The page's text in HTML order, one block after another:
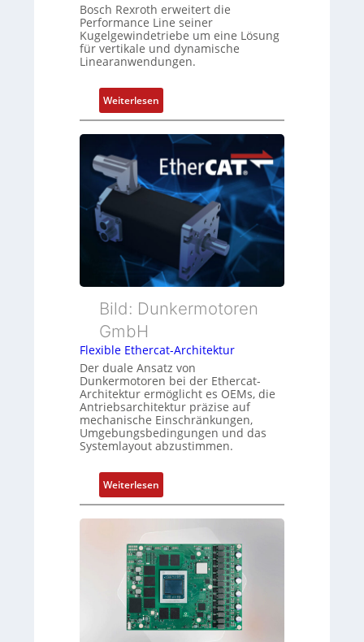
d
Z
u
t
n
s
ü
b
c
u
i
e
r
P
s
t
i
o
s
u
u
n
d
Z
u
s
n
ü
b
e
r
w
a
Bosch Rexroth erweitert die
Performance Line seiner
Kugelgewindetriebe um eine Lösung
für vertikale und dynamische
Linearanwendungen.
Weiterlesen
N
e
e
r
e
r
t
s
o
r
g
t
f
r
e
r
L
e
s
t
Bild: Dunkermotoren
GmbH
Flexible Ethercat-Architektur
Der duale Ansatz von
Dunkermotoren bei der Ethercat-
Architektur ermöglicht es OEMs, die
Antriebsarchitektur präzise auf
mechanische Einschränkungen,
Umgebungsbedingungen und das
Systemlayout abzustimmen.
Weiterlesen
F
l
x
i
l
e